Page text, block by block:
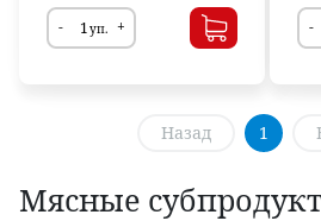
- +
уп. -
Назад 1
Мясные